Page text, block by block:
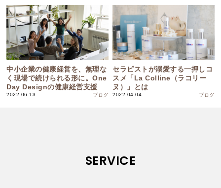
中小企業の健康経営を、無理な
く現場で続けられる形に。One
Day Designの健康経営支援
2022.06.13 ブログ
セラピストが溺愛する一押しコ
スメ「La Colline（ラコリー
ヌ）」とは
2022.04.04 ブログ
SERVICE